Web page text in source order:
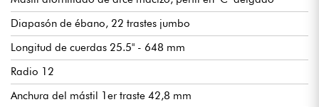
Diapasón de ébano, 22 trastes jumbo
Longitud de cuerdas 25.5" - 648 mm
Radio 12
Anchura del mástil 1er traste 42,8 mm